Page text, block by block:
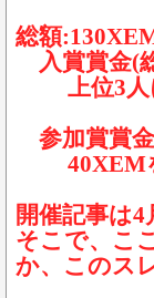
総額
入賞賞金(
上位3人
参加賞賞
40XEMを
開催記事は4
そこで、こ
か、このス